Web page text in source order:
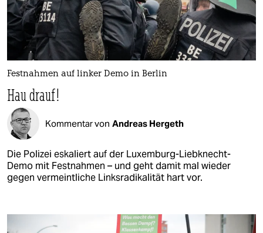
Festnahmen auf linker Demo in Berlin
Hau drauf!
Kommentar von Andreas Hergeth
Die Polizei eskaliert auf der Luxemburg-Liebknecht-
Demo mit Festnahmen – und geht damit mal wieder
gegen vermeintliche Linksradikalität hart vor.